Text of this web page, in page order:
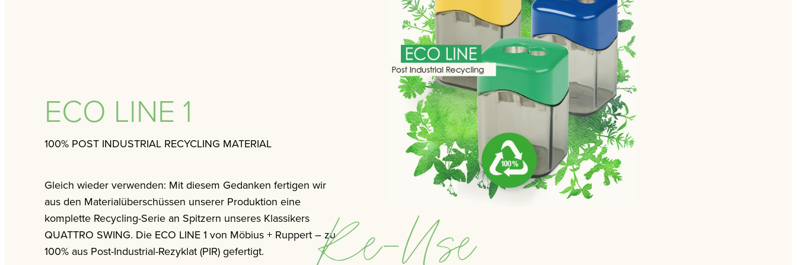
ECO LINE 1
100% POST INDUSTRIAL RECYCLING MATERIAL
Gleich wieder verwenden: Mit diesem Gedanken fertigen wir
aus den Materialüberschüssen unserer Produktion eine
komplette Recycling-Serie an Spitzern unseres Klassikers
QUATTRO SWING. Die ECO LINE 1 von Möbius + Ruppert – zu
100% aus Post-Industrial-Rezyklat (PIR) gefertigt.